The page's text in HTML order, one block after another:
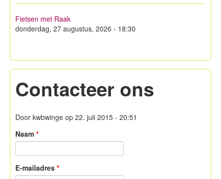
Activiteiten
Hagelandse Kerstmarkt
Lid worden!
Fietsen met Raak
donderdag, 27 augustus, 2026 - 18:30
Contacteer ons
Door kwbwinge op 22. juli 2015 - 20:51
Naam *
E-mailadres *